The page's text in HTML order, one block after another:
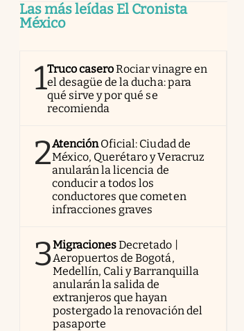
Las más leídas El Cronista
México
1Truco caseroRociar vinagre en
el desagüe de la ducha: para
qué sirve y por qué se
recomienda
2AtenciónOficial: Ciudad de
México, Querétaro y Veracruz
anularán la licencia de
conducir a todos los
conductores que cometen
infracciones graves
3MigracionesDecretado |
Aeropuertos de Bogotá,
Medellín, Cali y Barranquilla
anularán la salida de
extranjeros que hayan
postergado la renovación del
pasaporte